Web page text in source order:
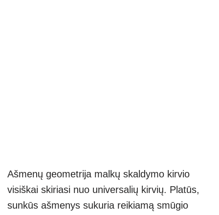
Ašmenų geometrija malkų skaldymo kirvio
visiškai skiriasi nuo universalių kirvių. Platūs,
sunkūs ašmenys sukuria reikiamą smūgio